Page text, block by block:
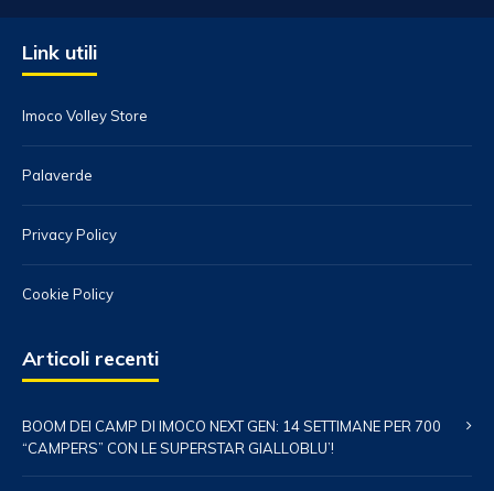
Link utili
Imoco Volley Store
Palaverde
Privacy Policy
Cookie Policy
Articoli recenti
BOOM DEI CAMP DI IMOCO NEXT GEN: 14 SETTIMANE PER 700
“CAMPERS” CON LE SUPERSTAR GIALLOBLU’!